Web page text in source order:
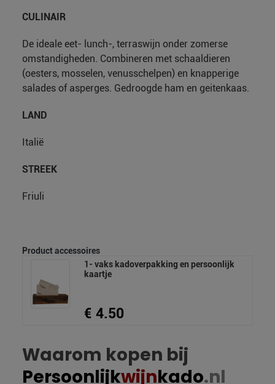
CULINAIR
De ideale eet- lunch-, terraswijn onder zomerse
omstandigheden. Combineren met schaaldieren
(oesters, mosselen, venusschelpen) en knapperige
salades of asperges. Gedroogde ham en geitenkaas.
LAND
Italië
STREEK
Friuli
Product accessoires
1- vaks kadoverpakking en persoonlijk
kaartje
€ 4.50
Waarom kopen bij
Persoonlijkwijnkado.nl